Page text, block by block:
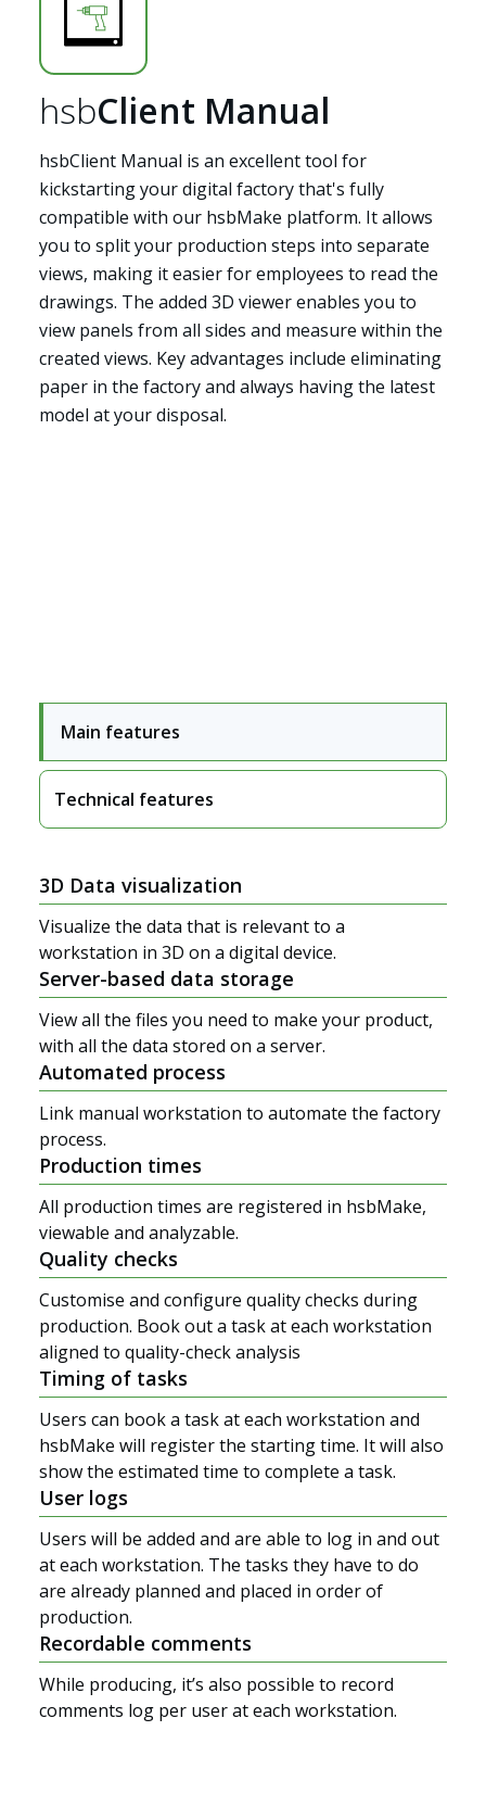
Anwendungsbereiche
hsbClient Manual
hsbClient Manual is an excellent tool for
kickstarting your digital factory that's fully
compatible with our hsbMake platform. It allows
you to split your production steps into separate
views, making it easier for employees to read the
drawings. The added 3D viewer enables you to
view panels from all sides and measure within the
created views. Key advantages include eliminating
paper in the factory and always having the latest
model at your disposal.
Main features
Technical features
3D Data visualization
Visualize the data that is relevant to a
workstation in 3D on a digital device.
Server-based data storage
View all the files you need to make your product,
with all the data stored on a server.
Automated process
Link manual workstation to automate the factory
process.
Production times
All production times are registered in hsbMake,
viewable and analyzable.
Quality checks
Customise and configure quality checks during
production. Book out a task at each workstation
aligned to quality-check analysis
Timing of tasks
Users can book a task at each workstation and
hsbMake will register the starting time. It will also
show the estimated time to complete a task.
User logs
Users will be added and are able to log in and out
at each workstation. The tasks they have to do
are already planned and placed in order of
production.
Recordable comments
While producing, it’s also possible to record
comments log per user at each workstation.